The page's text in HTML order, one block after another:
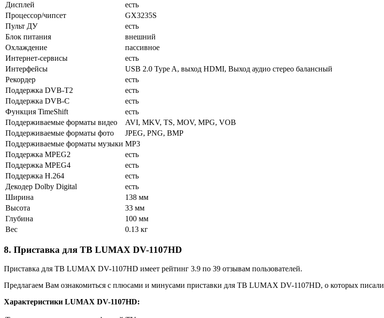
Дисплей
есть
Процессор/чипсет
GX3235S
Пульт ДУ
есть
Блок питания
внешний
Охлаждение
пассивное
Интернет-сервисы
есть
Интерфейсы
USB 2.0 Type A, выход HDMI, Выход аудио стерео балансный
Рекордер
есть
Поддержка DVB-T2
есть
Поддержка DVB-C
есть
Функция TimeShift
есть
Поддерживаемые форматы видео
AVI, MKV, TS, MOV, MPG, VOB
Поддерживаемые форматы фото
JPEG, PNG, BMP
Поддерживаемые форматы музыки MP3
Поддержка MPEG2
есть
Поддержка MPEG4
есть
Поддержка H.264
есть
Декодер Dolby Digital
есть
Ширина
138 мм
Высота
33 мм
Глубина
100 мм
Вес
0.13 кг
8. Приставка для ТВ LUMAX DV-1107HD
Приставка для ТВ LUMAX DV-1107HD имеет рейтинг 3.9 по 39 отзывам пользователей.
Предлагаем Вам ознакомиться с плюсами и минусами приставки для ТВ LUMAX DV-1107HD, о которых писали
Характеристики LUMAX DV-1107HD: